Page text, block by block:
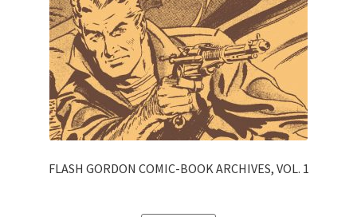
FLASH GORDON COMIC-BOOK ARCHIVES, VOL. 1